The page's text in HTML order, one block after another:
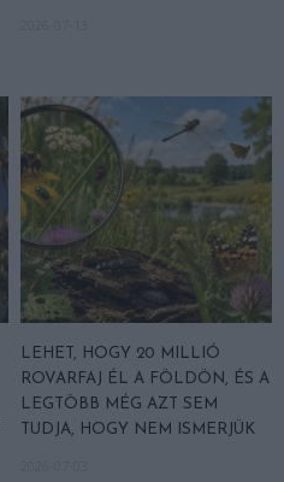
LEHET, HOGY 20 MILLIÓ
ROVARFAJ ÉL A FÖLDÖN, ÉS A
LEGTÖBB MÉG AZT SEM
TUDJA, HOGY NEM ISMERJÜK